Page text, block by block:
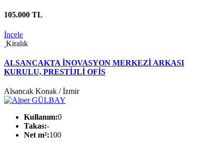
105.000 TL
İncele
Kiralık
ALSANCAKTA İNOVASYON MERKEZİ ARKASI
KURULU, PRESTİJLİ OFİS
Alsancak Konak / İzmir
Kullanım:0
Takas:-
Net m²:100